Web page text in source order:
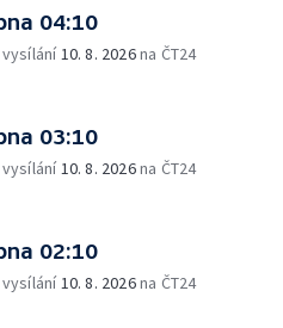
04:10
10. 8. 2026na ČT24
03:10
10. 8. 2026na ČT24
02:10
10. 8. 2026na ČT24